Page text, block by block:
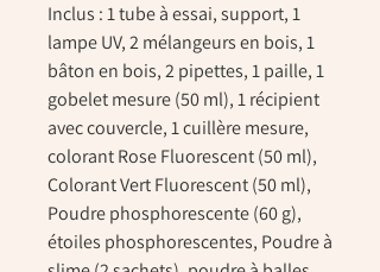
Inclus :1 tube à essai, support, 1
lampe UV, 2 mélangeurs en bois, 1
bâton en bois, 2 pipettes, 1 paille, 1
gobelet mesure (50 ml), 1 récipient
avec couvercle, 1 cuillère mesure,
colorant Rose Fluorescent (50 ml),
Colorant Vert Fluorescent (50 ml),
Poudre phosphorescente (60 g),
étoiles phosphorescentes, Poudre à